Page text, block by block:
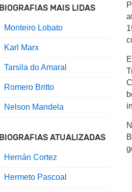
BIOGRAFIAS MAIS LIDAS
Monteiro Lobato
Karl Marx
Tarsila do Amaral
Romero Britto
Nelson Mandela
BIOGRAFIAS ATUALIZADAS
Hernán Cortez
Hermeto Pascoal